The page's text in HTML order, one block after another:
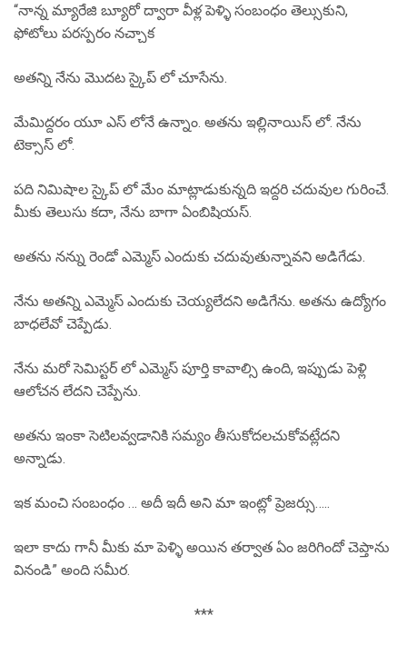
“నాన్న మ్యారేజి బ్యూరో ద్వారా వీళ్ల పెళ్ళి సంబంధం తెల్సుకుని,
ఫోటోలు పరస్పరం నచ్చాక
అతన్ని నేను మొదట స్కైప్ లో చూసేను.
మేమిద్దరం యూ ఎస్ లోనే ఉన్నాం. అతను ఇల్లినాయిస్ లో. నేను
టెక్సాస్ లో.
పది నిమిషాల స్కైప్ లో మేం మాట్లాడుకున్నది ఇద్దరి చదువుల గురించే.
మీకు తెలుసు కదా, నేను బాగా ఏంబిషియస్.
అతను నన్ను రెండో ఎమ్మెస్ ఎందుకు చదువుతున్నావని అడిగేడు.
నేను అతన్ని ఎమ్మెస్ ఎందుకు చెయ్యలేదని అడిగేను. అతను ఉద్యోగం
బాధలేవో చెప్పేడు.
నేను మరో సెమిస్టర్ లో ఎమ్మెస్ పూర్తి కావాల్సి ఉంది, ఇప్పుడు పెళ్లి
ఆలోచన లేదని చెప్పేను.
అతను ఇంకా సెటిలవ్వడానికి సమ్యం తీసుకోదలచుకోవట్లేదని
అన్నాడు.
ఇక మంచి సంబంధం … అదీ ఇదీ అని మా ఇంట్లో ప్రెజర్సు…..
ఇలా కాదు గానీ మీకు మా పెళ్ళి అయిన తర్వాత ఏం జరిగిందో చెప్తాను
వినండి” అంది సమీర.
***